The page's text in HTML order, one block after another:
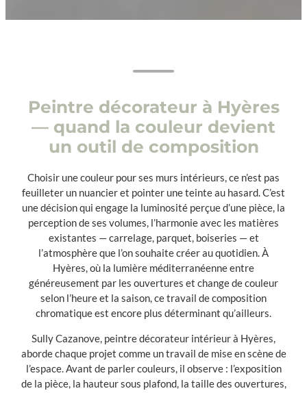
Peintre décorateur à Hyères
— quand la couleur devient
un outil de composition
Choisir une couleur pour ses murs intérieurs, ce n’est pas
feuilleter un nuancier et pointer une teinte au hasard. C’est
une décision qui engage la luminosité perçue d’une pièce, la
perception de ses volumes, l’harmonie avec les matières
existantes — carrelage, parquet, boiseries — et
l’atmosphère que l’on souhaite créer au quotidien. À
Hyères, où la lumière méditerranéenne entre
généreusement par les ouvertures et change de couleur
selon l’heure et la saison, ce travail de composition
chromatique est encore plus déterminant qu’ailleurs.
Sully Cazanove, peintre décorateur intérieur à Hyères,
aborde chaque projet comme un travail de mise en scène de
l’espace. Avant de parler couleurs, il observe : l’exposition
de la pièce, la hauteur sous plafond, la taille des ouvertures,